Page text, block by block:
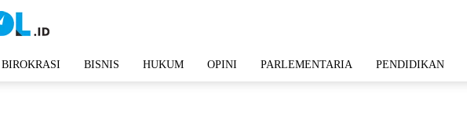
BIROKRASI BISNIS HUKUM OPINI PARLEMENTARIA PENDIDIKAN